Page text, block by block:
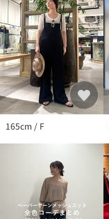
165cm / F